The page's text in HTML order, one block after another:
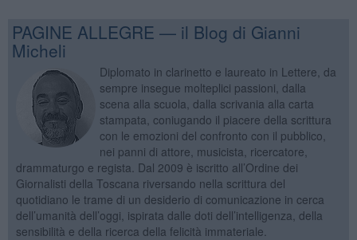
PAGINE ALLEGRE — il Blog di Gianni
Micheli
Diplomato in clarinetto e laureato in Lettere, da
sempre insegue molteplici passioni, dalla
scena alla scuola, dalla scrivania alla carta
stampata, coniugando il piacere della scrittura
con le emozioni del confronto con il pubblico,
nei panni di attore, musicista, ricercatore,
drammaturgo e regista. Dal 2009 è iscritto all’Ordine dei
Giornalisti della Toscana riversando nella scrittura del
quotidiano le trame di un desiderio di comunicazione in cerca
dell’umanità dell’oggi, ispirata dalle doti dell’intelligenza, della
sensibilità e della ricerca della felicità immateriale.